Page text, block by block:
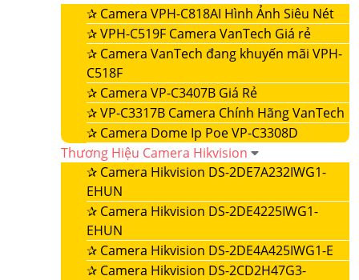
✰ Camera VPH-C818AI Hình Ảnh Siêu Nét
✰VPH-C519F Camera VanTech Giá rẻ
✰ Camera VanTech đang khuyến mãi VPH-
C518F
✰ Camera VP-C3407B Giá Rẻ
✰VP-C3317B Camera Chính Hãng VanTech
✰ Camera Dome Ip Poe VP-C3308D
Thương Hiệu Camera Hikvision
✰ Camera Hikvision DS-2DE7A232IWG1-
EHUN
✰ Camera Hikvision DS-2DE4225IWG1-
EHUN
✰ Camera Hikvision DS-2DE4A425IWG1-E
✰ Camera Hikvision DS-2CD2H47G3-